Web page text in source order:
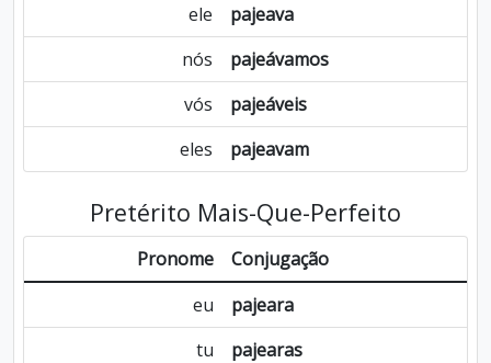
ele
pajeava
nós
pajeávamos
vós
pajeáveis
eles
pajeavam
Pretérito Mais-Que-Perfeito
Pronome
Conjugação
eu
pajeara
tu
pajearas